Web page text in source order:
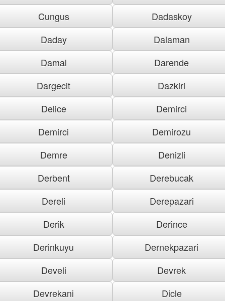
Cungus
Dadaskoy
Daday
Dalaman
Damal
Darende
Dargecit
Dazkiri
Delice
Demirci
Demirci
Demirozu
Demre
Denizli
Derbent
Derebucak
Dereli
Derepazari
Derik
Derince
Derinkuyu
Dernekpazari
Develi
Devrek
Devrekani
Dicle